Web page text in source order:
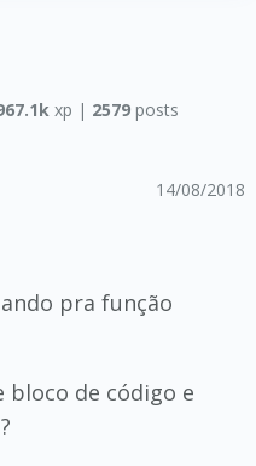
xp | 2579 posts
14/08/2018
pra função
bloco de código e